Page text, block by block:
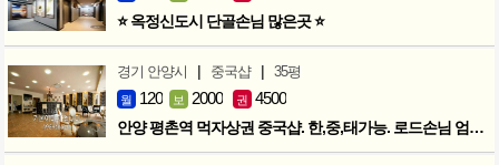
⭐ 옥정신도시 단골손님 많은곳 ⭐
경기 안양시 | 중국샵 | 35평
월 120 보 2000 권 4500
안양 평촌역 먹자상권 중국샵. 한,중,태가능. 로드손님 엄청많아요!